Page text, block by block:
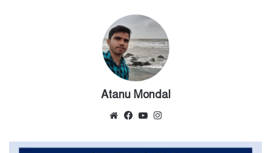
Atanu Mondal
WebsiteFacebook
YouTube
26th